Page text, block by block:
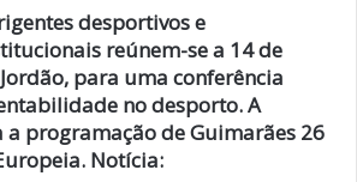
desportivos e
reúnem-se a 14 de
para uma conferência
no desporto. A
programação de Guimarães 26
Notícia: